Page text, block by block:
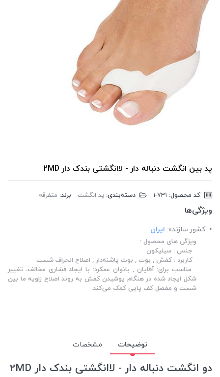
پد بین انگشت دنباله دار - لاانگشتی بندک دار 2MD
کد محصول: دسته‌بندی: پد انگشت برند: متفرقه
ویژگی‌ها
کشور سازنده: ایران
ویژگی های محصول :
جنس : سیلیکون
کاربرد : کفش , بوت , بوت پاشنه‌دار , اصلاح انحراف شست
مناسب برای: آقایان , بانوان عمکرد: با ایجاد فشاری مخالف، تغییر
شکل ایجاد شده در هنگام پوشیدن کفش به روند اصلاح زاویه ما بین
شست و مفصل کف پایی کمک می‌کند.
توضیحات مشخصات
دو انگشت دنباله دار - لاانگشتی بندک دار 2MD